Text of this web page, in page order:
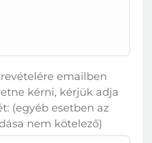
emailben
kérni, kérjük adja
(egyéb esetben az
nem kötelező)